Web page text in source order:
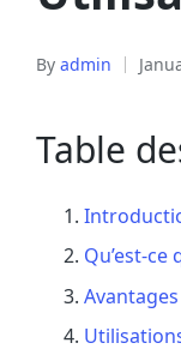
By admin
Table
Qu’est-ce